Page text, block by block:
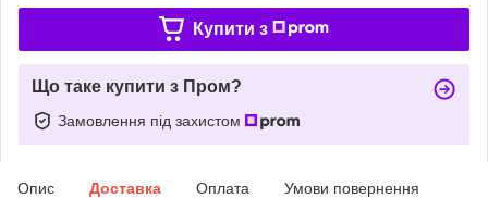
Купити з
Що таке купити з Пром?
Замовлення під захистом
Опис Доставка Оплата Умови повернення